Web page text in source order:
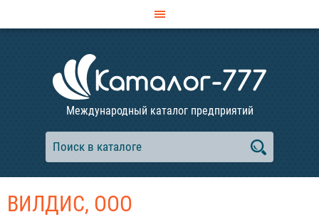
Международный каталог предприятий
ВИЛДИС, ООО